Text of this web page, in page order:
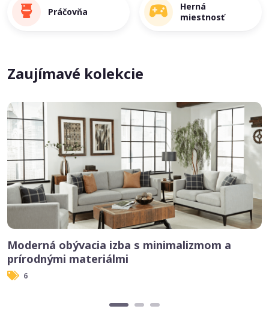
Práčovňa
Herná
miestnosť
Zaujímavé kolekcie
Moderná obývacia izba s minimalizmom a
prírodnými materiálmi
6